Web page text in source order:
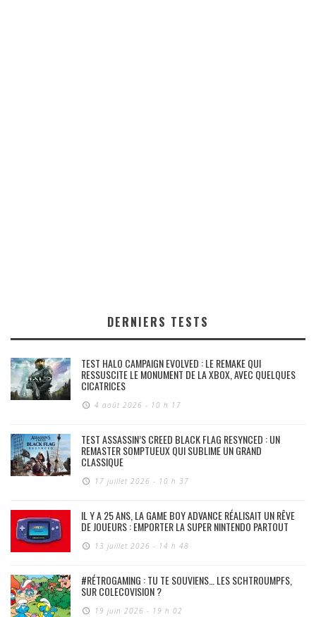
DERNIERS TESTS
TEST HALO CAMPAIGN EVOLVED : LE REMAKE QUI
RESSUSCITE LE MONUMENT DE LA XBOX, AVEC QUELQUES
CICATRICES
4 août 2026 - 10 h 17
TEST ASSASSIN’S CREED BLACK FLAG RESYNCED : UN
REMASTER SOMPTUEUX QUI SUBLIME UN GRAND
CLASSIQUE
17 juillet 2026 - 10 h 37
IL Y A 25 ANS, LA GAME BOY ADVANCE RÉALISAIT UN RÊVE
DE JOUEURS : EMPORTER LA SUPER NINTENDO PARTOUT
13 juillet 2026 - 14 h 48
#RÉTROGAMING : TU TE SOUVIENS… LES SCHTROUMPFS,
SUR COLECOVISION ?
19 juin 2026 - 19 h 02